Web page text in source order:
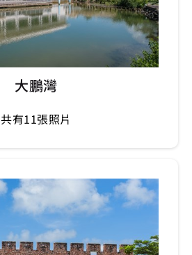
大鵬灣
共有11張照片